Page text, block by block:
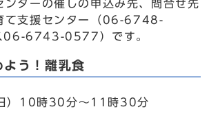
ンターの催しの申込み先、問合せ先
て支援センター（06-6748-
06-6743-0577）です。
う！離乳食
）10時30分～11時30分